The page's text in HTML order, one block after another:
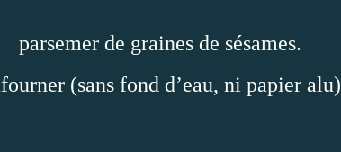
parsemer de graines de sésames.
(sans fond d’eau, ni papier alu)